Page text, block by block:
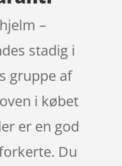
–
stadig i
gruppe af
i købet
er en god
Du